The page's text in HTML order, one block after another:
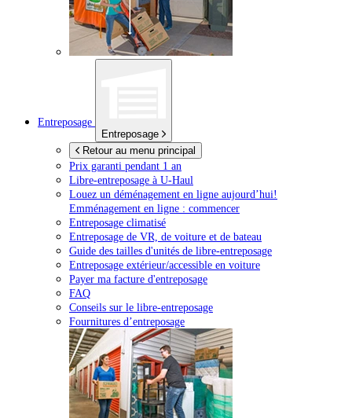
Entreposage
Entreposage
Retour au menu principal
Prix garanti pendant 1 an
Libre-entreposage à U-Haul
Louez un déménagement en ligne aujourd’hui!
Emménagement en ligne : commencer
Entreposage climatisé
Entreposage de VR, de voiture et de bateau
Guide des tailles d'unités de libre-entreposage
Entreposage extérieur/accessible en voiture
Payer ma facture d'entreposage
FAQ
Conseils sur le libre-entreposage
Fournitures d’entreposage